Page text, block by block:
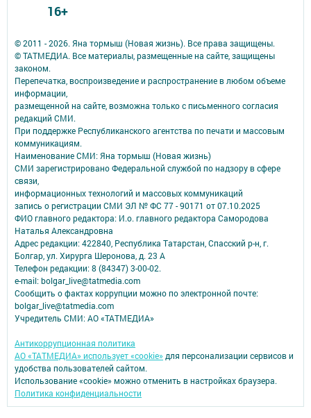
© 2011 - 2026. Яна тормыш (Новая жизнь). Все права защищены.
© ТАТМЕДИА. Все материалы, размещенные на сайте, защищены
законом.
Перепечатка, воспроизведение и распространение в любом объеме
информации,
размещенной на сайте, возможна только с письменного согласия
редакций СМИ.
При поддержке Республиканского агентства по печати и массовым
коммуникациям.
Наименование СМИ: Яна тормыш (Новая жизнь)
СМИ зарегистрировано Федеральной службой по надзору в сфере
связи,
информационных технологий и массовых коммуникаций
запись о регистрации СМИ ЭЛ № ФС 77 - 90171 от 07.10.2025
ФИО главного редактора: И.о. главного редактора Самородова
Наталья Александровна
Адрес редакции: 422840, Республика Татарстан, Спасский р-н, г.
Болгар, ул. Хирурга Шеронова, д. 23 А
Телефон редакции: 8 (84347) 3-00-02.
e-mail: bolgar_live@tatmedia.com
Сообщить о фактах коррупции можно по электронной почте:
bolgar_live@tatmedia.com
Учредитель СМИ: АО «ТАТМЕДИА»
Антикоррупционная политика
АО «ТАТМЕДИА» использует «cookie» для персонализации сервисов и
удобства пользователей сайтом.
Использование «cookie» можно отменить в настройках браузера.
Политика конфиденциальности
16+